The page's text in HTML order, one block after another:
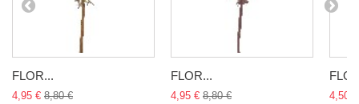
FLOR...
4,95 € 8,80 €
FLOR...
4,95 € 8,80 € 4,50 €